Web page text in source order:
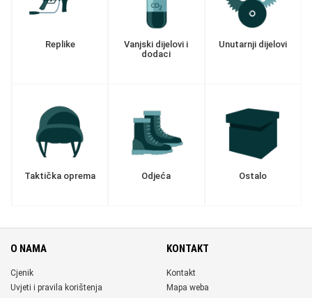
Replike
Vanjski dijelovi i
dodaci
Unutarnji dijelovi
Taktička oprema Odjeća Ostalo
O NAMA
Cjenik
Uvjeti i pravila korištenja
KONTAKT
Kontakt
Mapa weba